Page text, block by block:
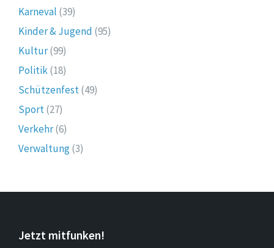
Karneval (39)
Kinder & Jugend (95)
Kultur(99)
Politik(18)
Schützenfest(49)
Sport(27)
Verkehr(6)
Verwaltung(3)
Jetzt mitfunken!